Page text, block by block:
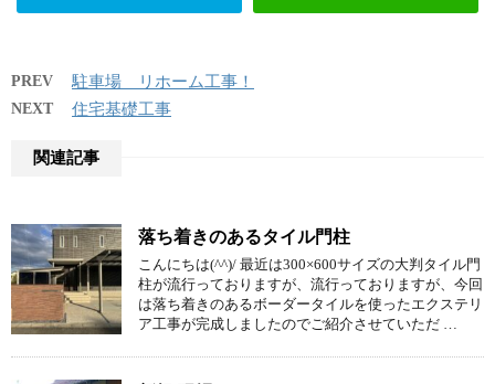
PREV 駐車場 リホーム工事！
NEXT 住宅基礎工事
関連記事
落ち着きのあるタイル門柱
こんにちは(^^)/ 最近は300×600サイズの大判タイル門
柱が流行っておりますが、流行っておりますが、今回
は落ち着きのあるボーダータイルを使ったエクステリ
ア工事が完成しましたのでご紹介させていただ …